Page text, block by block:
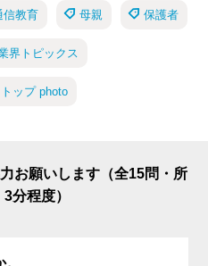
信教育 母親 保護者
界トピックス
トップ photo
お願いします（全15問・所
分程度）